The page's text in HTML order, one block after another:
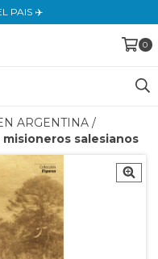
PAIS ✈️
0
ARGENTINA /
salesianos